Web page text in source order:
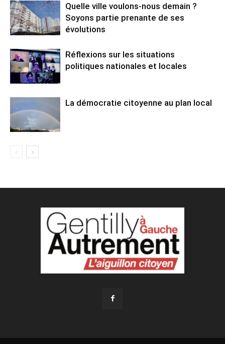
Quelle ville voulons-nous demain ?
Soyons partie prenante de ses
évolutions
Réflexions sur les situations
politiques nationales et locales
La démocratie citoyenne au plan local